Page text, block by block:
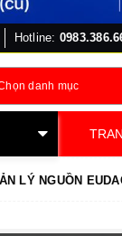
Hotline:
danh mục
LÝ NGUỒN